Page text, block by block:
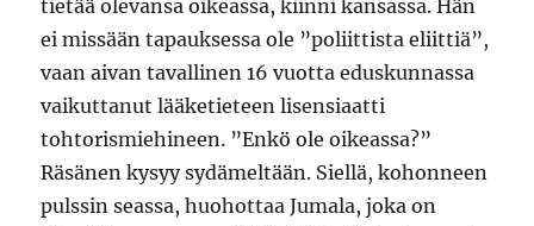
tietää olevansa oikeassa, kiinni kansassa. Hän
ei missään tapauksessa ole ”poliittista eliittiä”,
vaan aivan tavallinen 16 vuotta eduskunnassa
vaikuttanut lääketieteen lisensiaatti
tohtorismiehineen. ”Enkö ole oikeassa?”
Räsänen kysyy sydämeltään. Siellä, kohonneen
pulssin seassa, huohottaa Jumala, joka on